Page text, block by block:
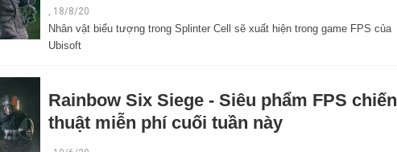
, 18/8/20
Nhân vật biểu tượng trong Splinter Cell sẽ xuất hiện trong game FPS của
Ubisoft
Rainbow Six Siege - Siêu phẩm FPS chiến
thuật miễn phí cuối tuần này